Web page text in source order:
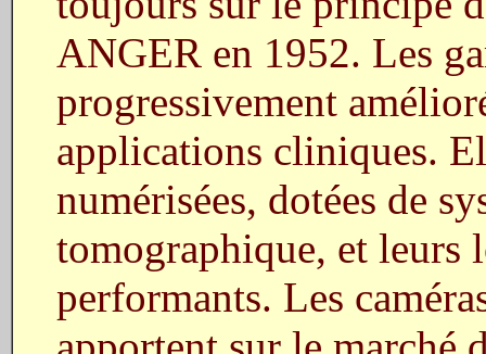
ANGER en 1952. Les
progressivement
applications cliniques.
numérisées, dotées de
tomographique, et leurs
performants. Les